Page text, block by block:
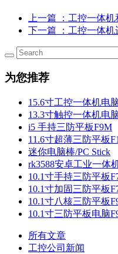
上一篇
：工控一体
下一篇
：工控一体
为您推荐
15.6寸工控一体机电
13.3寸触控一体机电
i5 手持三防平板F9M
11.6寸超薄三防平板
迷你电脑棒/PC Stick
rk3588安卓工业一体
10.1寸手持三防平板
10.1寸加固三防平板
10.1寸八核三防平板
10.1寸三防平板电脑
所有文章
工控公司新闻